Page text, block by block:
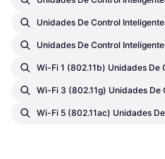
Unidades De Control
Unidades De Control
Wi-Fi 1 (802.11b) Unidades De
Wi-Fi 3 (802.11g) Unidades De
Wi-Fi 5 (802.11ac) Unidades